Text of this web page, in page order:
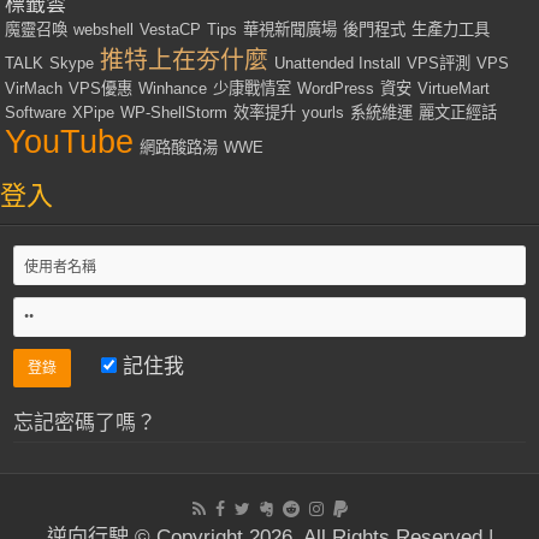
魔靈召喚 webshell VestaCP Tips 華視新聞廣場 後門程式 生產力工具
TALK Skype 推特上在夯什麼 Unattended Install VPS評測 VPS
VirMach VPS優惠 Winhance 少康戰情室 WordPress 資安 VirtueMart
Software XPipe WP-ShellStorm 效率提升 yourls 系統維運 麗文正經話
YouTube 網路酸路湯 WWE
登入
記住我
忘記密碼了嗎？